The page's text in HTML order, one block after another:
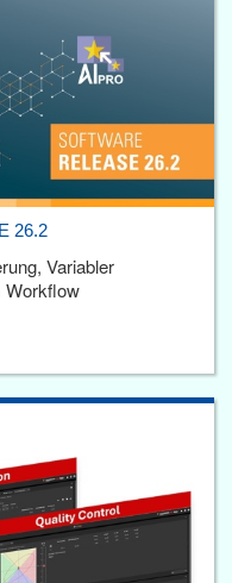
26.2
Variabler
Workflow